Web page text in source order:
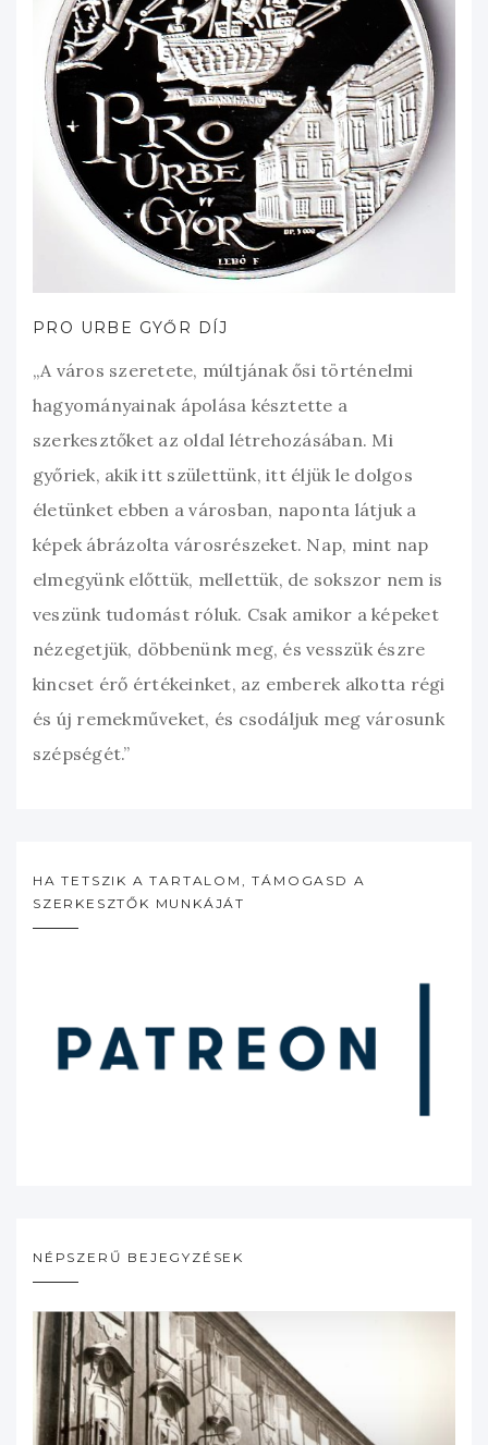
PRO URBE GYŐR DÍJ
„A város szeretete, múltjának ősi történelmi
hagyományainak ápolása késztette a
szerkesztőket az oldal létrehozásában. Mi
győriek, akik itt születtünk, itt éljük le dolgos
életünket ebben a városban, naponta látjuk a
képek ábrázolta városrészeket. Nap, mint nap
elmegyünk előttük, mellettük, de sokszor nem is
veszünk tudomást róluk. Csak amikor a képeket
nézegetjük, döbbenünk meg, és vesszük észre
kincset érő értékeinket, az emberek alkotta régi
és új remekműveket, és csodáljuk meg városunk
szépségét.”
HA TETSZIK A TARTALOM, TÁMOGASD A
SZERKESZTŐK MUNKÁJÁT
NÉPSZERŰ BEJEGYZÉSEK